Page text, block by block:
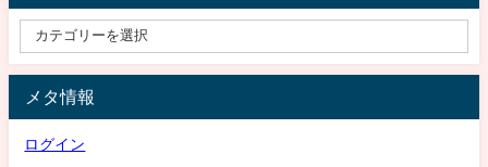
メタ情報
ログイン